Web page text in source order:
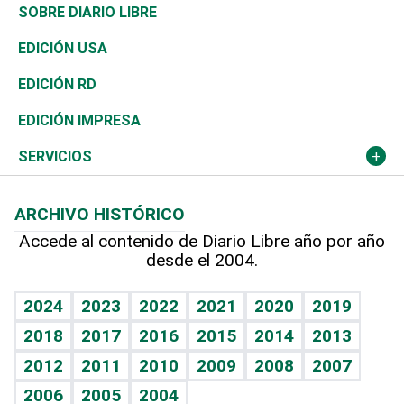
José Boquete
Reportajes
Asia
África
Ocenanía
Caribe
Resto del mundo
Consumo
Vivienda
Telecom.
Global y variable
Economía personal
Belleza
Buena Vida
Sociales
Novedades
Podcast Arte Libre
Hablando con el pediatra
Vida y familia
Eñe
Celebrando la vida
Golf
Ciclismo
Tenis
Olimpismo
Más deportes
TBT Deportivo
De buena tinta
En Directo
El Espía
Noticiero Poteleche
Columnistas
Más firmas
Clima
Tecnología
Historia
Martes de tecnología
Cambio climático
Mundo
Economía
Revista
Deportes
Opinión
Hecho en casa
Guía del dinero
SOBRE DIARIO LIBRE
EDICIÓN USA
EDICIÓN RD
EDICIÓN IMPRESA
SERVICIOS
Cumpleaños
Horóscopos
Crucigramas
ARCHIVO HISTÓRICO
Accede al contenido de Diario Libre año por año
desde el 2004.
2024 2023 2022 2021 2020
2019
2018
2017 2016 2015 2014
2013
2012
2011 2010 2009 2008
2007
2006
2005 2004